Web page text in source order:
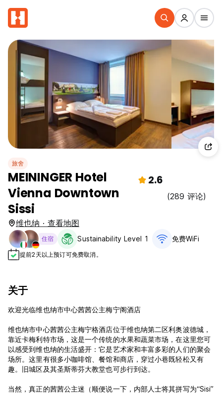
旅舍
MEININGER Hotel
Vienna Downtown
Sissi
2.6
(289 评论)
维也纳 · 查看地图
住宿 Sustainability Level 1 免费WiFi
提前2天以上预订可免费取消。
关于
欢迎光临维也纳市中心茜茜公主梅宁阁酒店
维也纳市中心茜茜公主梅宁格酒店位于维也纳第二区利奥波德城，
靠近卡梅利特市场，这是一个传统的水果和蔬菜市场，在这里您可
以感受到维也纳的生活盛开：它是艺术家和丰富多彩的人们的聚会
场所。这里有很多小咖啡馆、餐馆和商店，穿过小巷既轻松又有
趣。旧城区及其圣斯蒂芬大教堂也可步行到达。
当然，真正的茜茜公主迷（顺便说一下，内部人士将其拼写为“Sisi”